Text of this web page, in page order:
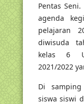
Pentas
agenda
pelajaran
diwisuda
kelas 6
2021/2022
Di
siswa siswi